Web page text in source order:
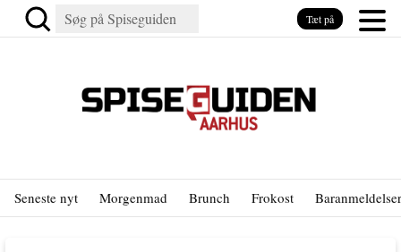
Seneste nyt Morgenmad Brunch Frokost Baranmeldelser
Tæt på